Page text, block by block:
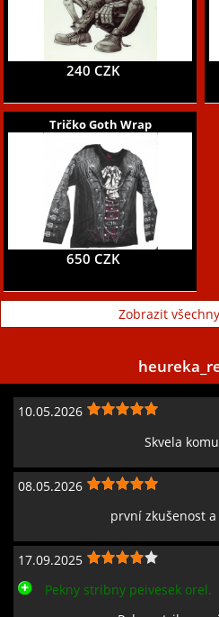
240 CZK
Tričko Goth Wrap
650 CZK
Zobrazit
10.05.2026
Skvela
08.05.2026
první zkušenost
17.09.2025
Pekny stribny peivesek orel.